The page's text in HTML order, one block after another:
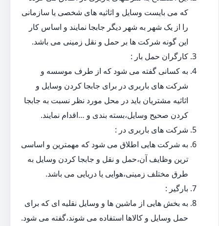
که می بایست وسایل و اثاثیه های شخصی یا سازمانی
را از یک شهر به شهر دیگر جابجا نمایند و اساس کار
این گونه شرکت ها بر حمل و نقل زمینی می باشد.
کارگران حمل بار :
به کسانی گفته می شود که از طرف موسسه و
شرکت های باربری در برای جابجا کردن وسایل و
اثاثیه مشتریان باید در محل مورد نظر نسبت به جابجا
کردن صحیح وسایل،بسته بندی و …اقدام نمایند.
شرکت های باربری در :
به شرکت هایی اطلاق می شود که مهمترین و اساسی
ترین وظایف آن،حمل و نقل و جابجا کردن وسایل به
طرق مختلف زمینی،هوایی یا دریایی می باشد.
بارگیر :
به بخش هایی از ماشین ها و وسایل نقلیه ای که برای
حمل وسایل و کالاها استفاده می شوند،گفته می شود.